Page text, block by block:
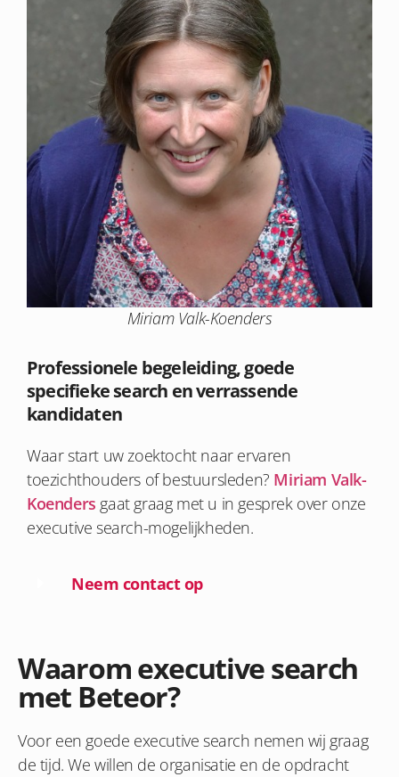
Miriam Valk-Koenders
Professionele begeleiding, goede
specifieke search en verrassende
kandidaten
Waar start uw zoektocht naar ervaren
toezichthouders of bestuursleden? Miriam Valk-
Koenders gaat graag met u in gesprek over onze
executive search-mogelijkheden.
Neem contact op
Waarom executive search
met Beteor?
Voor een goede executive search nemen wij graag
de tijd. We willen de organisatie en de opdracht